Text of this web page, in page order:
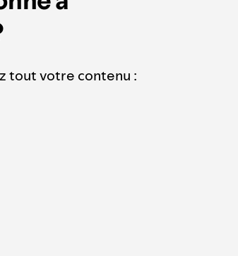
tout votre contenu :